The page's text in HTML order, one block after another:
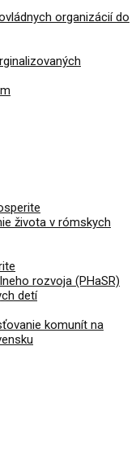
organizácií do
života v rómskych
rozvoja (PHaSR)
detí
komunít na